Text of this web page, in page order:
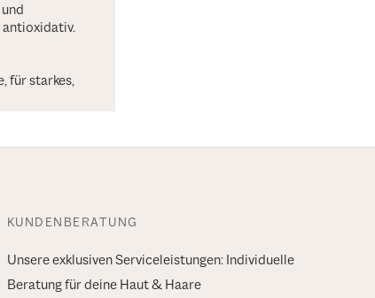
antioxidativ.
für starkes,
KUNDENBERATUNG
Unsere exklusiven Serviceleistungen: Individuelle
Beratung für deine Haut & Haare